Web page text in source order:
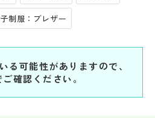
制服：ブレザー
る可能性がありますので、
ご確認ください。